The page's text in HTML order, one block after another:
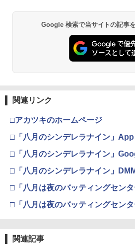
￥6,050
劇場版 転生した
おり（特装限定
￥10,296
5
【楽天ブックス
ックス限定先着
Nintendo
4
ニンテンドープ
￥9,000
Beast of
プロダクトコー
￥7,286
￥11,849
【純正品】
ZCT2J01)
￥10,737
【純正品】Xbox
ラー (ロボット
￥7,681
【純正品】Xbox
4
【純正品】Xbox
5
【純正品】
劇場版「鬼滅の
窩座再来 通常版
￥3,523
(オリジナル特典
カー特典:【坤と
り来たる！スタ
ボード付) [Blu-
￥10,780
窩座再来 完全
Google 検索で当サイトの記事
関連リンク
□アカツキのホームページ
□「八月のシンデレラナイン」
□「八月のシンデレラナイン」
□「八月のシンデレラナイン」
□「八月は夜のバッティングセン
□「八月は夜のバッティングセン
関連記事